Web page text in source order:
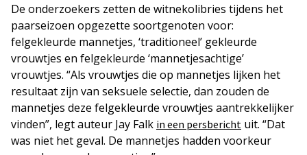
De onderzoekers zetten de witnekolibries tijdens het
paarseizoen opgezette soortgenoten voor:
felgekleurde mannetjes, ‘traditioneel’ gekleurde
vrouwtjes en felgekleurde ‘mannetjesachtige’
vrouwtjes. “Als vrouwtjes die op mannetjes lijken het
resultaat zijn van seksuele selectie, dan zouden de
mannetjes deze felgekleurde vrouwtjes aantrekkelijker
vinden”, legt auteur Jay Falk in een persbericht uit. “Dat
was niet het geval. De mannetjes hadden voorkeur